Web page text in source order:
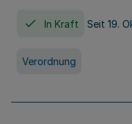
In Kraft Seit 19.
Verordnung